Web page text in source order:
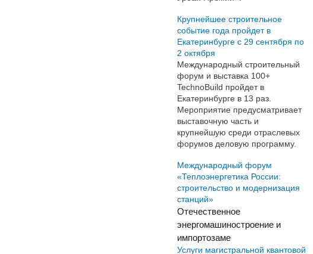
Крупнейшее строительное
событие года пройдет в
Екатеринбурге с 29 сентября по
2 октября
Международный строительный
форум и выставка 100+
TechnoBuild пройдет в
Екатеринбурге в 13 раз.
Мероприятие предусматривает
выставочную часть и
крупнейшую среди отраслевых
форумов деловую программу.
Международный форум
«Теплоэнергетика России:
строительство и модернизация
станций»
Отечественное
энергомашиностроение и
импортозаме
Услуги магистральной квантовой